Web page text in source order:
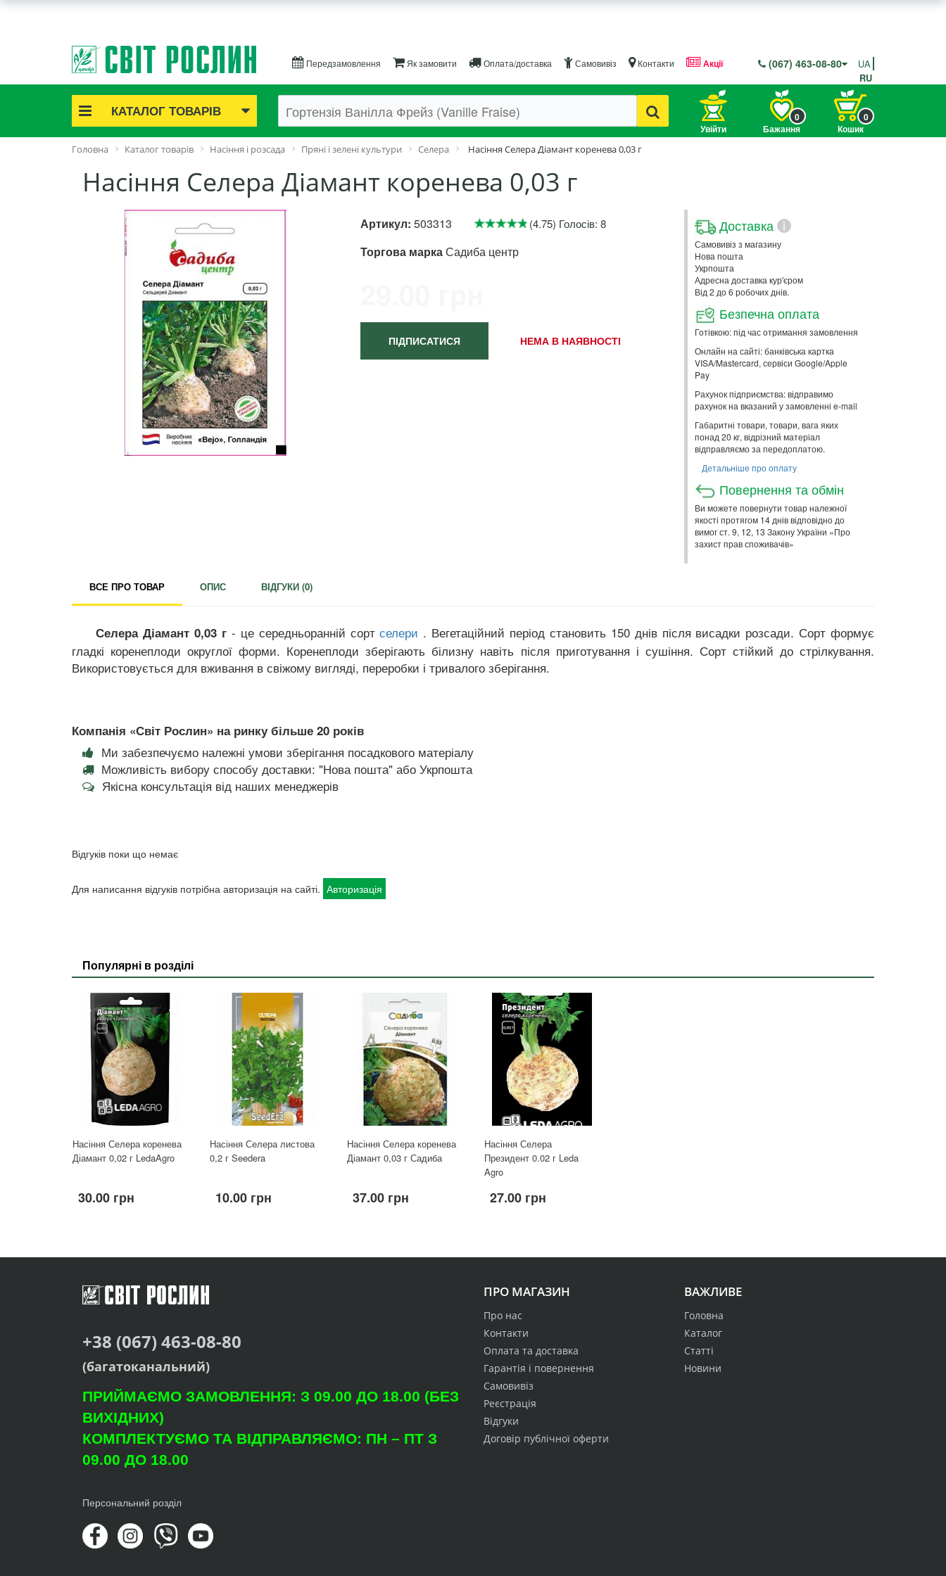
Передзамовлення Як замовити Оплата/доставка Самовивіз Контакти Акції (067) 463-08-80
UA
RU
КАТАЛОГ ТОВАРІВ
Акційні товари
Cаджанці троянд
Цибуля та часник
Насіннєва картопля
Насіння і розсада
Засоби захисту рослин
Для кімнатних рослин
Для ландшафтного дизайну
Інструменти та інвентар
Виноробство
Бджільництво
Садові фігури
Увійти Бажання
0
Кошик
0
Головна Каталог товарів Насіння і розсада Пряні і зелені культури Селера Насіння Селера Діамант коренева 0,03 г
Насіння Селера Діамант коренева 0,03 г
Артикул: 503313 (4.75) Голосів: 8
Торгова маркаСадиба центр
ПІДПИСАТИСЯ НЕМА В НАЯВНОСТІ
Доставка i
Самовивіз з магазину
Нова пошта
Укрпошта
Адресна доставка кур'єром
Від 2 до 6 робочих днів.
Безпечна оплата
Готівкою: під час отримання замовлення
Онлайн на сайті: банківська картка
VISA/Mastercard, сервіси Google/Apple
Pay
Рахунок підприємства: відправимо
рахунок на вказаний у замовленні e-mail
Габаритні товари, товари, вага яких
понад 20 кг, відрізний матеріал
відправляємо за передоплатою.
Детальніше про оплату
Повернення та обмін
Ви можете повернути товар належної
якості протягом 14 днів відповідно до
вимог ст. 9, 12, 13 Закону України «Про
захист прав споживачів»
ВСЕ ПРО ТОВАР ОПИС ВІДГУКИ (0)
Селера Діамант 0,03 г - це середньоранній сортселери . Вегетаційний період становить 150 днів після висадки розсади. Сорт формує
гладкі коренеплоди округлої форми. Коренеплоди зберігають білизну навіть після приготування і сушіння. Сорт стійкий до стрілкування.
Використовується для вживання в свіжому вигляді, переробки і тривалого зберігання.
Компанія «Світ Рослин» на ринку більше 20 років
Ми забезпечуємо належні умови зберігання посадкового матеріалу
Можливість вибору способу доставки: "Нова пошта" або Укрпошта
Якісна консультація від наших менеджерів
Відгуків поки що немає
Для написання відгуків потрібна авторизація на сайті. Авторизація
Популярні в розділі
Насіння Селера коренева
Діамант 0,02 г LedaAgro
30.00 грн
Насіння Селера листова
0,2 г Seedera
10.00 грн
Насіння Селера коренева
Діамант 0,03 г Садиба
37.00 грн
Насіння Селера
Президент 0.02 г Leda
Agro
27.00 грн
ПРО МАГАЗИН
Про нас
Контакти
Оплата та доставка
Гарантія і повернення
Самовивіз
Реєстрація
Відгуки
Договір публічної оферти
ВАЖЛИВЕ
Головна
Каталог
Статті
Новини
+38 (067) 463-08-80
(багатоканальний)
ПРИЙМАЄМО ЗАМОВЛЕННЯ: З 09.00 ДО 18.00 (БЕЗ
ВИХІДНИХ)
КОМПЛЕКТУЄМО ТА ВІДПРАВЛЯЄМО: ПН – ПТ З
09.00 ДО 18.00
Персональний розділ